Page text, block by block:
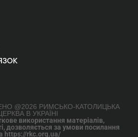
@2026 РИМСЬКО-КАТОЛИЦЬКА
В УКРАЇНІ
використання матеріалів,
дозволяється за умови посилання
https://rkc.org.ua/